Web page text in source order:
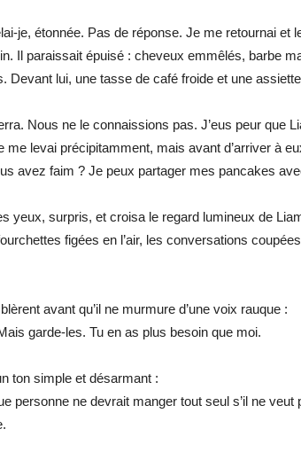
je, étonnée. Pas de réponse. Je me retournai
Il paraissait épuisé : cheveux emmêlés, barbe
Devant lui, une tasse de café froide et une
Nous ne le connaissions pas. J’eus peur que
me levai précipitamment, mais avant d’arriver à
avez faim ? Je peux partager mes pancakes
yeux, surpris, et croisa le regard lumineux de
figées en l’air, les conversations
avant qu’il ne murmure d’une voix rauque :
garde-les. Tu en as plus besoin que moi.
ton simple et désarmant :
personne ne devrait manger tout seul s’il ne veut